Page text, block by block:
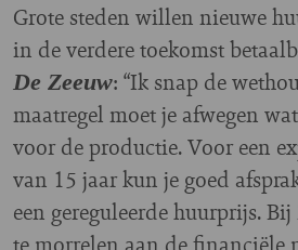
Grote steden willen nieuwe
in de verdere toekomst
De Zeeuw: “Ik snap de
maatregel moet je afwegen
voor de productie. Voor een
van 15 jaar kun je goed
een gereguleerde huurprijs.